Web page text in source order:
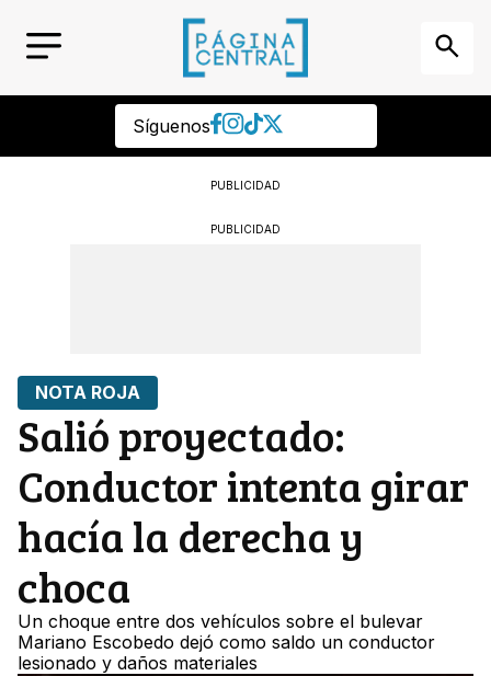
Síguenos
PUBLICIDAD
PUBLICIDAD
NOTA ROJA
Salió proyectado:
Conductor intenta girar
hacía la derecha y
choca
Un choque entre dos vehículos sobre el bulevar
Mariano Escobedo dejó como saldo un conductor
lesionado y daños materiales